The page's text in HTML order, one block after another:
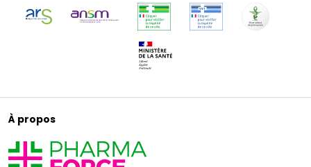
À propos